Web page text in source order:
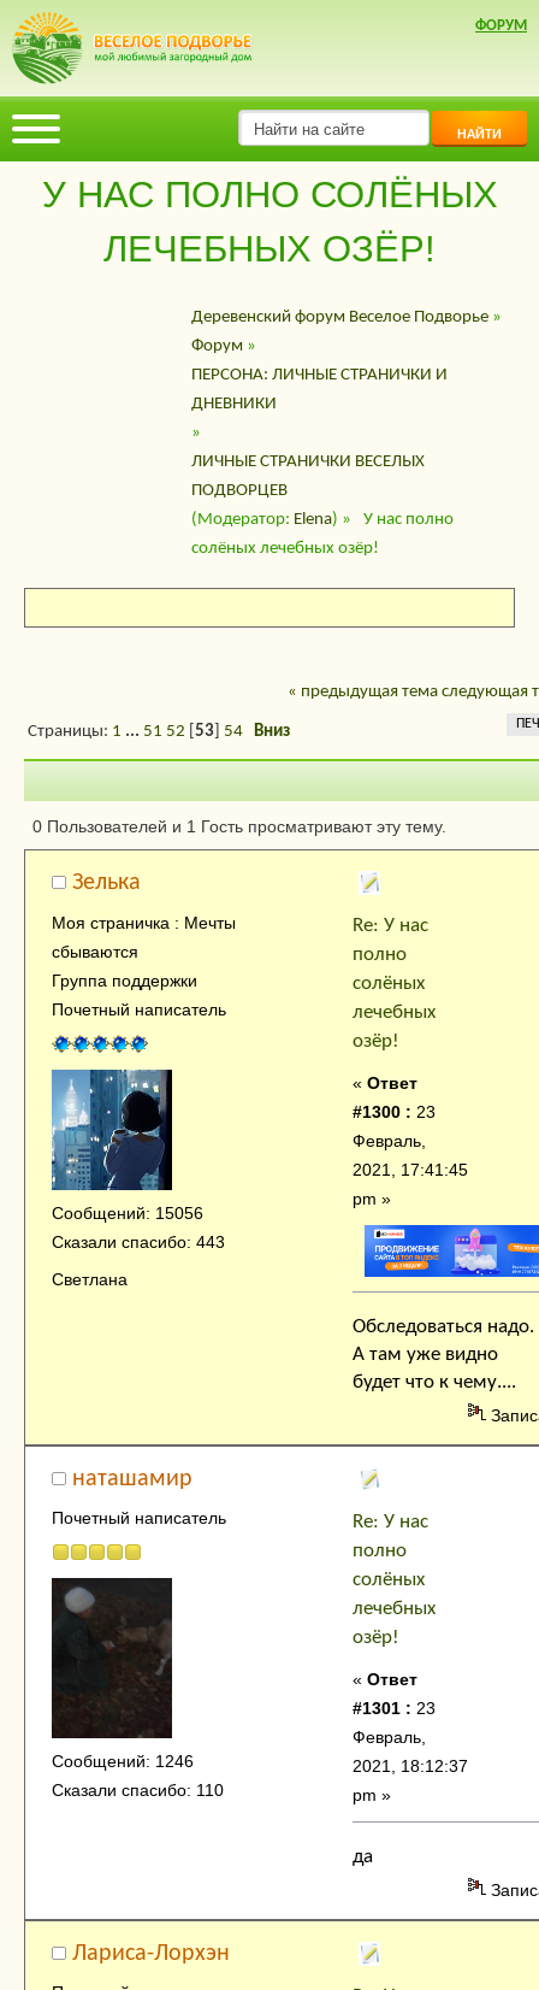
ФОРУМ
НАЙТИ
У НАС ПОЛНО СОЛЁНЫХ
ЛЕЧЕБНЫХ ОЗЁР!
Деревенский форум Веселое Подворье»
Форум »
ПЕРСОНА: ЛИЧНЫЕ СТРАНИЧКИ И
ДНЕВНИКИ
»
ЛИЧНЫЕ СТРАНИЧКИ ВЕСЕЛЫХ
ПОДВОРЦЕВ
(Модератор: Elena) »
У нас полно
солёных лечебных озёр!
« предыдущая тема следующая
Страницы: 1 ... 51 52 [53 54 Вниз
Автор
Тема: У нас
солёных лечебных озёр! (Прочитано
раз)
0 Пользователей и 1 Гость просматривают эту тему.
Зелька
Моя страничка : Мечты
сбываются
Группа поддержки
Почетный написатель
Сообщений: 15056
Сказали спасибо: 443
Светлана
Re: У нас
полно
солёных
лечебных
озёр!
« Ответ
#1300 : 23
Февраль,
2021, 17:41:45
pm »
Обследоваться надо.
А там уже видно
будет что к чему....
наташамир
Почетный написатель
Сообщений: 1246
Сказали спасибо: 110
Re: У нас
полно
солёных
лечебных
озёр!
« Ответ
#1301 : 23
Февраль,
2021, 18:12:37
pm »
да
Лариса-Лорхэн